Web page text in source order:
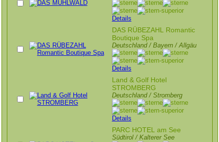
Details
DAS RÜBEZAHL Romantic
Boutique Spa
Deutschland / Bayern / Allgäu
Details
Land & Golf Hotel
STROMBERG
Deutschland / Stromberg
Details
PARC HOTEL am See
Südtirol / Kalterer See